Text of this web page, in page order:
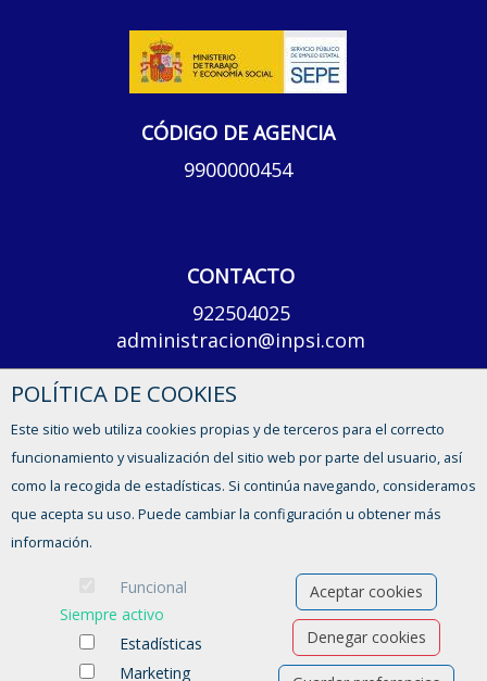
CÓDIGO DE AGENCIA
9900000454
CONTACTO
922504025
administracion@inpsi.com
Lunes a viernes, de 8 a 14h y de 15 a 17h
CONTACTO
POLÍTICA DE COOKIES
Este sitio web utiliza cookies propias y de terceros para el correcto
funcionamiento y visualización del sitio web por parte del usuario, así
como la recogida de estadísticas. Si continúa navegando, consideramos
que acepta su uso. Puede cambiar la configuración u obtener más
información.
Funcional
Siempre activo
Estadísticas
Marketing
Aceptar cookies
Denegar cookies